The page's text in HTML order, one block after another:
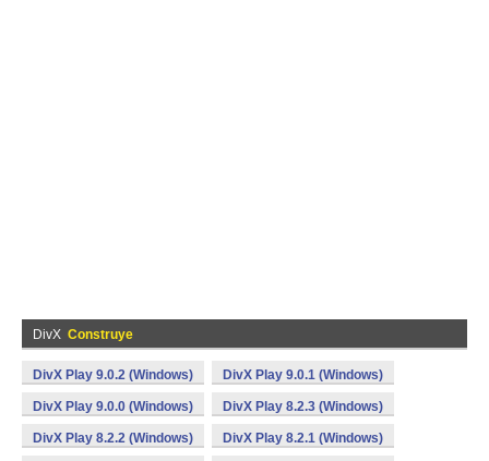
DivX Construye
DivX Play 9.0.2 (Windows) DivX Play 9.0.1 (Windows)
DivX Play 9.0.0 (Windows) DivX Play 8.2.3 (Windows)
DivX Play 8.2.2 (Windows) DivX Play 8.2.1 (Windows)